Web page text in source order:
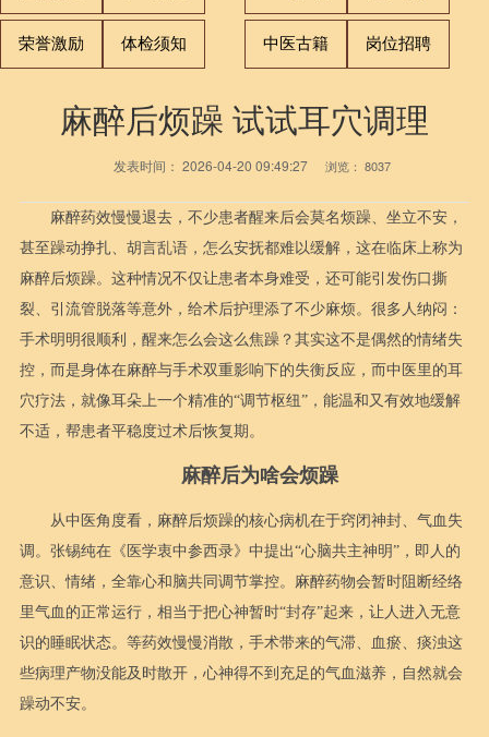
荣誉激励 体检须知 中医古籍 岗位招聘
麻醉后烦躁 试试耳穴调理
发表时间： 2026-04-20 09:49:27 浏览： 8037
麻醉药效慢慢退去，不少患者醒来后会莫名烦躁、坐立不安，
甚至躁动挣扎、胡言乱语，怎么安抚都难以缓解，这在临床上称为
麻醉后烦躁。这种情况不仅让患者本身难受，还可能引发伤口撕
裂、引流管脱落等意外，给术后护理添了不少麻烦。很多人纳闷：
手术明明很顺利，醒来怎么会这么焦躁？其实这不是偶然的情绪失
控，而是身体在麻醉与手术双重影响下的失衡反应，而中医里的耳
穴疗法，就像耳朵上一个精准的“调节枢纽”，能温和又有效地缓解
不适，帮患者平稳度过术后恢复期。
麻醉后为啥会烦躁
从中医角度看，麻醉后烦躁的核心病机在于窍闭神封、气血失
调。张锡纯在《医学衷中参西录》中提出“心脑共主神明”，即人的
意识、情绪，全靠心和脑共同调节掌控。麻醉药物会暂时阻断经络
里气血的正常运行，相当于把心神暂时“封存”起来，让人进入无意
识的睡眠状态。等药效慢慢消散，手术带来的气滞、血瘀、痰浊这
些病理产物没能及时散开，心神得不到充足的气血滋养，自然就会
躁动不安。